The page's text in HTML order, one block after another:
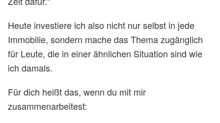
Heute investiere ich also nicht nur selbst in jede
Immobilie, sondern mache das Thema zugänglich
für Leute, die in einer ähnlichen Situation sind wie
ich damals.
Für dich heißt das, wenn du mit mir
zusammenarbeitest: